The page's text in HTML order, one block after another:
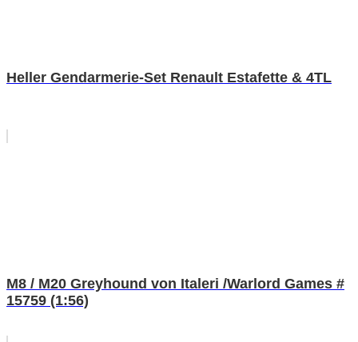
Heller Gendarmerie-Set Renault Estafette & 4TL
M8 / M20 Greyhound von Italeri /Warlord Games #
15759 (1:56)